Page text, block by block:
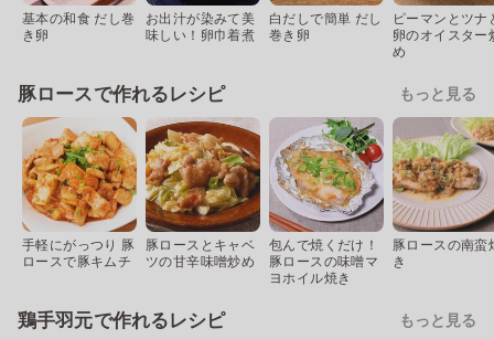
基本の和食 だし巻
き卵
お出汁が染みて美
味しい！卵巾着煮
白だしで簡単 だし
巻き卵
ピーマンとツナ
卵のオイスター
め
豚ロースで作れるレシピ もっと見る
手軽にがっつり 豚
ロースで豚キムチ
豚ロースとキャベ
ツの甘辛味噌炒め
包んで焼くだけ！
豚ロースの味噌マ
ヨホイル焼き
豚ロースの南蛮
き
鶏手羽元で作れるレシピ もっと見る